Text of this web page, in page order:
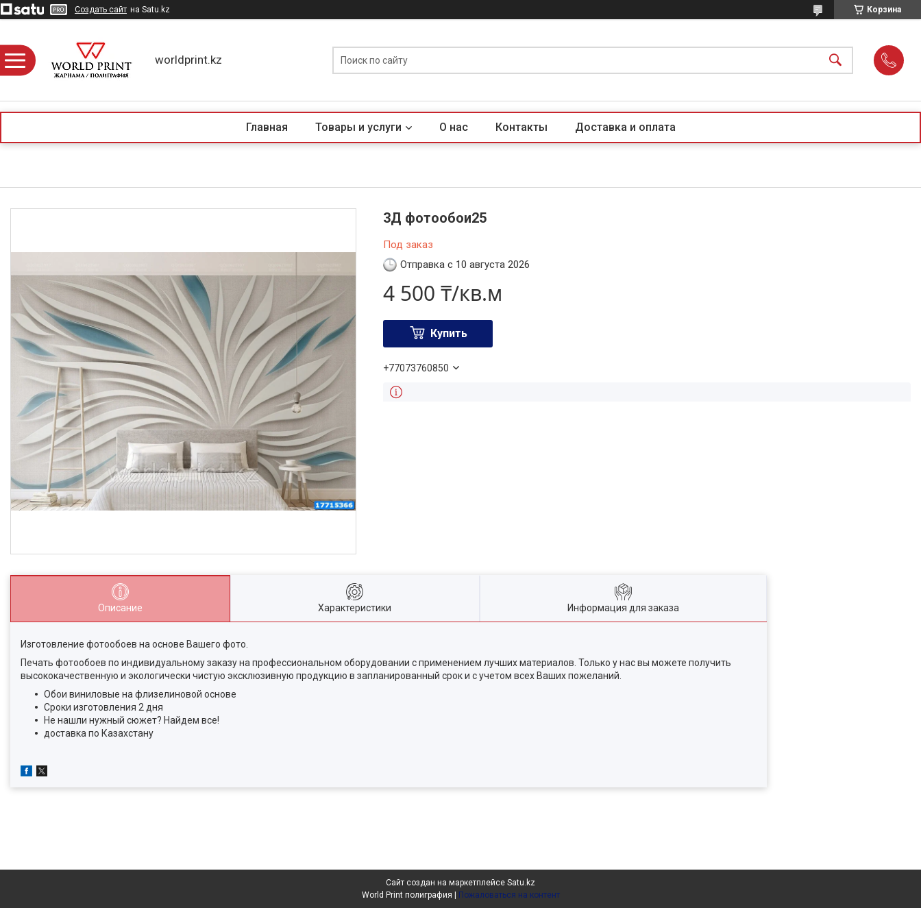
Создать сайт на Satu.kz Корзина
worldprint.kz
Главная Товары и услуги О нас Контакты Доставка и оплата
3Д фотообои25
Под заказ
Отправка с 10 августа 2026
4 500 ₸/кв.м
Купить
+77073760850
Описание Характеристики Информация для заказа
Изготовление фотообоев на основе Вашего фото.
Печать фотообоев по индивидуальному заказу на профессиональном оборудовании с применением лучших материалов. Только у нас вы можете получить
высококачественную и экологически чистую эксклюзивную продукцию в запланированный срок и с учетом всех Ваших пожеланий.
Обои виниловые на флизелиновой основе
Сроки изготовления 2 дня
Не нашли нужный сюжет? Найдем все!
доставка по Казахстану
Сайт создан на маркетплейсе Satu.kz
Пожаловаться на контент